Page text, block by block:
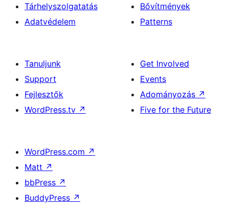
Tárhelyszolgatatás
Adatvédelem
Bővítmények
Patterns
Tanuljunk
Support
Fejlesztők
WordPress.tv ↗
Get Involved
Events
Adományozás ↗
Five for the Future
WordPress.com ↗
Matt ↗
bbPress ↗
BuddyPress ↗